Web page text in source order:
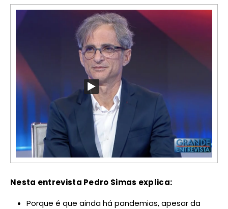
Nesta entrevista Pedro Simas explica:
Porque é que ainda há pandemias, apesar da